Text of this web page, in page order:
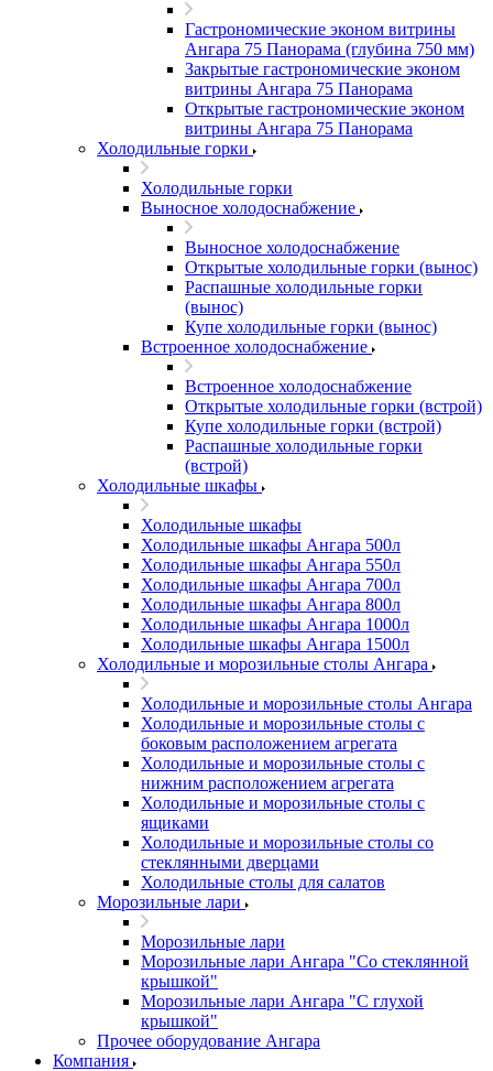
Гастрономические эконом витрины
Ангара 75 Панорама (глубина 750 мм)
Закрытые гастрономические эконом
витрины Ангара 75 Панорама
Открытые гастрономические эконом
витрины Ангара 75 Панорама
Холодильные горки
Холодильные горки
Выносное холодоснабжение
Выносное холодоснабжение
Открытые холодильные горки (вынос)
Распашные холодильные горки
(вынос)
Купе холодильные горки (вынос)
Встроенное холодоснабжение
Встроенное холодоснабжение
Открытые холодильные горки (встрой)
Купе холодильные горки (встрой)
Распашные холодильные горки
(встрой)
Холодильные шкафы
Холодильные шкафы
Холодильные шкафы Ангара 500л
Холодильные шкафы Ангара 550л
Холодильные шкафы Ангара 700л
Холодильные шкафы Ангара 800л
Холодильные шкафы Ангара 1000л
Холодильные шкафы Ангара 1500л
Холодильные и морозильные столы Ангара
Холодильные и морозильные столы Ангара
Холодильные и морозильные столы с
боковым расположением агрегата
Холодильные и морозильные столы с
нижним расположением агрегата
Холодильные и морозильные столы с
ящиками
Холодильные и морозильные столы со
стеклянными дверцами
Холодильные столы для салатов
Морозильные лари
Морозильные лари
Морозильные лари Ангара "Со стеклянной
крышкой"
Морозильные лари Ангара "С глухой
крышкой"
Прочее оборудование Ангара
Компания